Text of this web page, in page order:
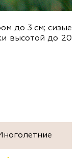
до 3 см; сизые
высотой до 20